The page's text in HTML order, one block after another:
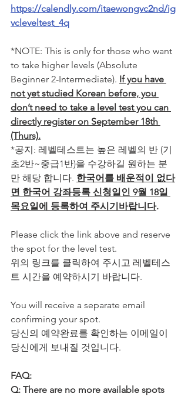
https://calendly.com/itaewongvc2nd/ig
vcleveltest_4q
*NOTE: This is only for those who want
to take higher levels (Absolute
Beginner 2-Intermediate). If you have
not yet studied Korean before, you
don’t need to take a level test you can
directly register on September 18th
(Thurs).
*공지: 레벨테스트는 높은 레벨의 반 (기
초2반~중급1반)을 수강하길 원하는 분
만 해당 합니다. 한국어를 배운적이 없다
면 한국어 강좌등록 신청일인 9월 18일
목요일에 등록하여 주시기바랍니다.
Please click the link above and reserve
the spot for the level test.
위의 링크를 클릭하여 주시고 레벨테스
트 시간을 예약하시기 바랍니다.
You will receive a separate email
confirming your spot.
당신의 예약완료를 확인하는 이메일이
당신에게 보내질 것입니다.
FAQ:
Q: There are no more available spots